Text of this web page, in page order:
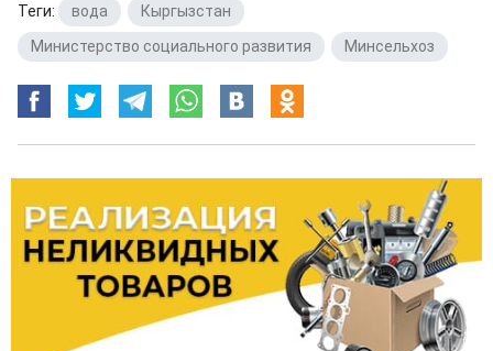
Теги: вода Кыргызстан
Министерство социального развития
Минсельхоз